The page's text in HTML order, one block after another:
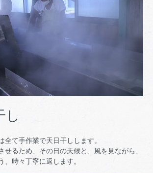
し
全て手作業で天日干しします。
せるため、その日の天候と、風を見ながら、
、時々丁寧に返します。